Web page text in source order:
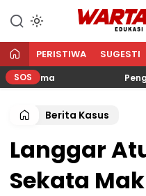
WARTAEdukasi
PERISTIWA SUGESTI
SOS Pengurus
Berita Kasus
Langgar
Sekata